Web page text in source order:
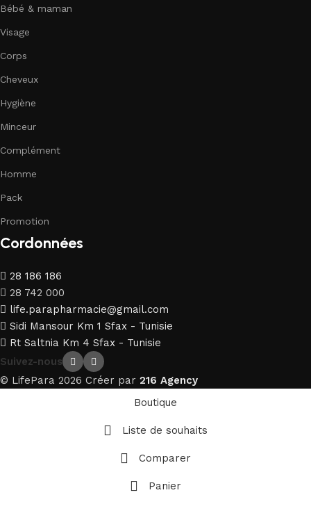
Bébé & maman
Visage
Corps
Cheveux
Hygiène
Minceur
Complément
Homme
Pack
Promotion
Cordonnées
28 186 186
28 742 000
life.parapharmacie@gmail.com
Sidi Mansour Km 1 Sfax - Tunisie
Rt Saltnia Km 4 Sfax - Tunisie
Suivez-nous
© LifePara 2026 Créer par 216 Agency
Boutique
Liste de souhaits
Comparer
Panier